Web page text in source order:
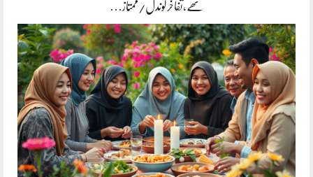
تھے،تفاخرگوندل/ممتاز…